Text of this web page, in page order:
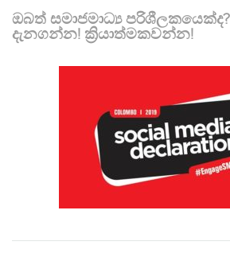
ඔබත් සමාජමාධ්‍ය
දැනගන්න! ක්‍රියාත්මකවන්න!